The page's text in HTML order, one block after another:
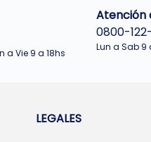
a Vie 9 a 18hs
Atención
0800-
Lun a Sab 9
LEGALES